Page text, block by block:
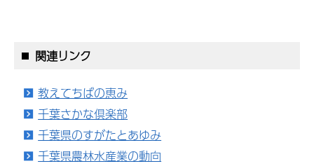
関連リンク
教えてちばの恵み
千葉さかな倶楽部
千葉県のすがたとあゆみ
千葉県農林水産業の動向